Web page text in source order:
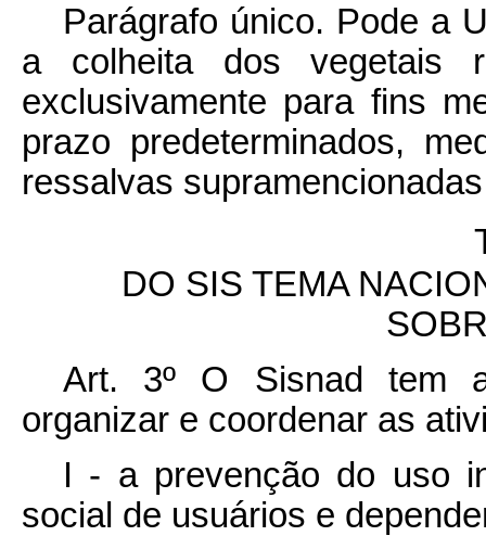
Parágrafo único. Pode a
a colheita dos vegetais
exclusivamente para fins
prazo predeterminados,
ressalvas
DO SIS TEMA
Art. 3º O Sisnad tem
organizar e coordenar as
I - a prevenção do uso
social de usuários e